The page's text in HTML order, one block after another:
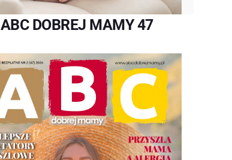
ABC DOBREJ MAMY 47